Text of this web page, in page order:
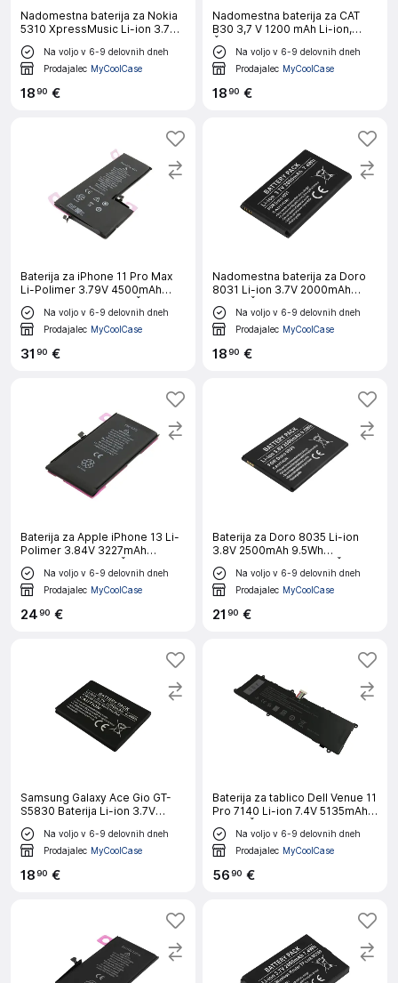
Nadomestna baterija za Nokia
5310 XpressMusic Li-ion 3.7V
850mAh 3.1Wh,
Na voljo v 6-9 delovnih dneh
Prodajalec MyCoolCase
1890 €
Nadomestna baterija za CAT
B30 3,7 V 1200 mAh Li-ion,
Črna
Na voljo v 6-9 delovnih dneh
Prodajalec MyCoolCase
1890 €
Baterija za iPhone 11 Pro Max
Li-Polimer 3.79V 4500mAh
17Wh Réf 616-00651, Črna
Na voljo v 6-9 delovnih dneh
Prodajalec MyCoolCase
31 90 €
Nadomestna baterija za Doro
8031 Li-ion 3.7V 2000mAh
7.4Wh, Črna
Na voljo v 6-9 delovnih dneh
Prodajalec MyCoolCase
1890 €
Baterija za Apple iPhone 13 Li-
Polimer 3.84V 3227mAh
12,4Wh Réf A2655, Črna
Na voljo v 6-9 delovnih dneh
Prodajalec MyCoolCase
2490 €
Baterija za Doro 8035 Li-ion
3.8V 2500mAh 9.5Wh
Referenca DBT-2500A, Črna
Na voljo v 6-9 delovnih dneh
Prodajalec MyCoolCase
21 90 €
Samsung Galaxy Ace Gio GT-
S5830 Baterija Li-ion 3.7V
1100mAh 4.1Wh,
Na voljo v 6-9 delovnih dneh
Prodajalec MyCoolCase
1890 €
Baterija za tablico Dell Venue 11
Pro 7140 Li-ion 7.4V 5135mAh
38Wh, Črna
Na voljo v 6-9 delovnih dneh
Prodajalec MyCoolCase
5690 €